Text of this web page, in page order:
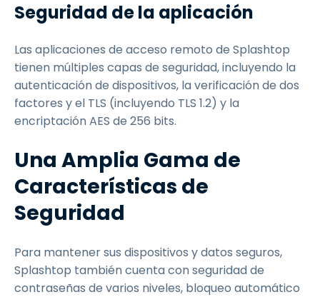
Seguridad de la aplicación
Las aplicaciones de acceso remoto de Splashtop
tienen múltiples capas de seguridad, incluyendo la
autenticación de dispositivos, la verificación de dos
factores y el TLS (incluyendo TLS 1.2) y la
encriptación AES de 256 bits.
Una Amplia Gama de
Características de
Seguridad
Para mantener sus dispositivos y datos seguros,
Splashtop también cuenta con seguridad de
contraseñas de varios niveles, bloqueo automático